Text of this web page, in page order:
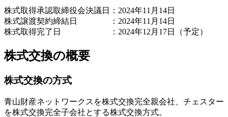
株式取得承認取締役会決議日：2024年11月14日
株式譲渡契約締結日 ：2024年11月14日
株式取得完了日 ：2024年12月17日（予定）
株式交換の概要
株式交換の方式
青山財産ネットワークスを株式交換完全親会社、チェスター
を株式交換完全子会社とする株式交換方式。